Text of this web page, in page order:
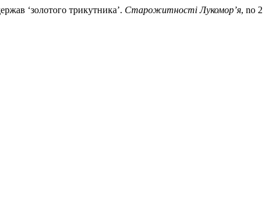
‘золотого трикутника’. Старожитності Лукомор’я, no 2